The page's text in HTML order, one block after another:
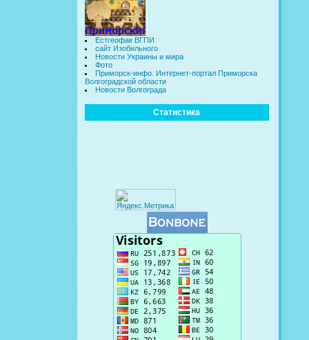
Естгеофак ВГПИ
сайт Изобильного
Новости Украины и мира
Фото
Приморск-инфо. Интернет-портал Приморска
Волгоградской области
Новости Волгограда
Статистика